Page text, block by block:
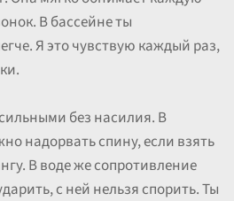
В бассейне ты
Я это чувствую каждый раз,
без насилия. В
надорвать спину, если взять
В воде же сопротивление
с ней нельзя спорить. Ты